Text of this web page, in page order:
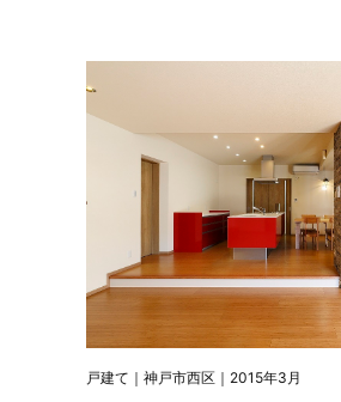
戸建て｜神戸市西区｜2015年3月